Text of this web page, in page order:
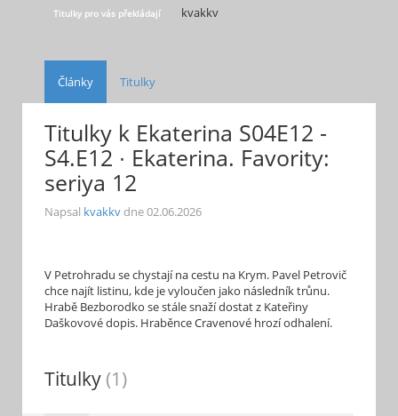
Titulky pro vás překládají kvakkv
Články Titulky
Titulky k Ekaterina S04E12 -
S4.E12 ∙ Ekaterina. Favority:
seriya 12
Napsal kvakkvdne02.06.2026
V Petrohradu se chystají na cestu na Krym. Pavel Petrovič
chce najít listinu, kde je vyloučen jako následník trůnu.
Hrabě Bezborodko se stále snaží dostat z Kateřiny
Daškovové dopis. Hraběnce Cravenové hrozí odhalení.
Titulky (1)